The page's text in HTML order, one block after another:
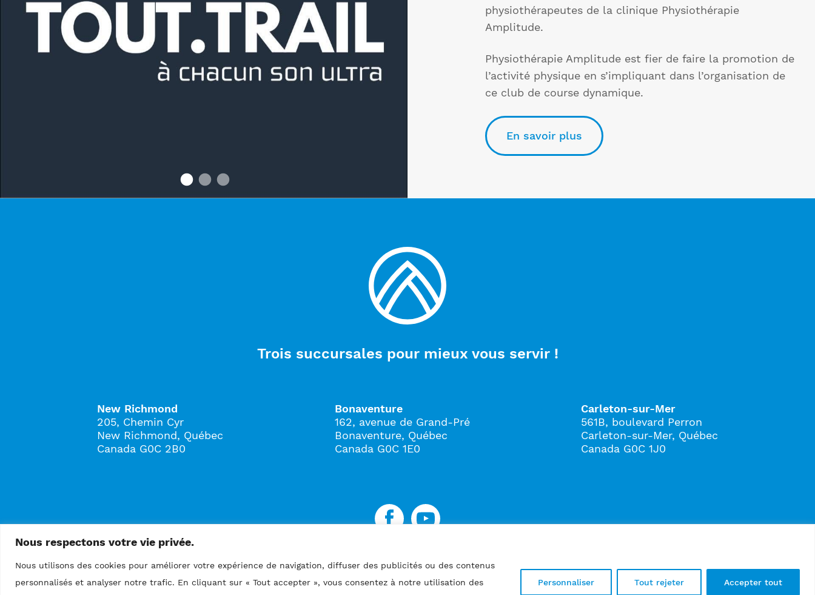
Nous respectons votre vie privée.
Nous utilisons des cookies pour améliorer votre expérience de navigation, diffuser des publicités ou des contenus
personnalisés et analyser notre trafic. En cliquant sur « Tout accepter », vous consentez à notre utilisation des
Personnaliser Tout rejeter Accepter tout
physiothérapeutes de la clinique Physiothérapie
Amplitude.
Physiothérapie Amplitude est fier de faire la promotion de
l’activité physique en s’impliquant dans l’organisation de
ce club de course dynamique.
En savoir plus
Trois succursales pour mieux vous servir !
New Richmond
205, Chemin Cyr
New Richmond, Québec
Canada G0C 2B0
Bonaventure
162, avenue de Grand-Pré
Bonaventure, Québec
Canada G0C 1E0
Carleton-sur-Mer
561B, boulevard Perron
Carleton-sur-Mer, Québec
Canada G0C 1J0
Copyright © 2026 Tous droits réservés